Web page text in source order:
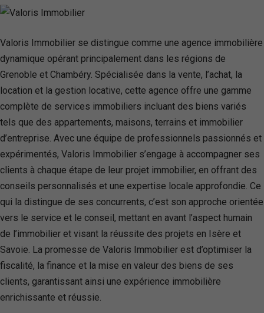
Valoris Immobilier se distingue comme une agence immobilière
dynamique opérant principalement dans les régions de
Grenoble et Chambéry. Spécialisée dans la vente, l’achat, la
location et la gestion locative, cette agence offre une gamme
complète de services immobiliers incluant des biens variés
tels que des appartements, maisons, terrains et immobilier
d’entreprise. Avec une équipe de professionnels passionnés et
expérimentés, Valoris Immobilier s’engage à accompagner ses
clients à chaque étape de leur projet immobilier, en offrant des
conseils personnalisés et une expertise locale approfondie. Ce
qui la distingue de ses concurrents, c’est son approche orientée
vers le service et le conseil, mettant en avant l’aspect humain
de l’immobilier et visant la réussite des projets en Isère et
Savoie. La promesse de Valoris Immobilier est d’optimiser la
fiscalité, la finance et la mise en valeur des biens de ses
clients, garantissant ainsi une expérience immobilière
enrichissante et réussie.